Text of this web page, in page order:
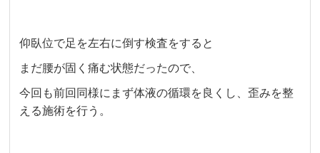
仰臥位で足を左右に倒す検査をすると
まだ腰が固く痛む状態だったので、
今回も前回同様にまず体液の循環を良くし、歪みを整
える施術を行う。